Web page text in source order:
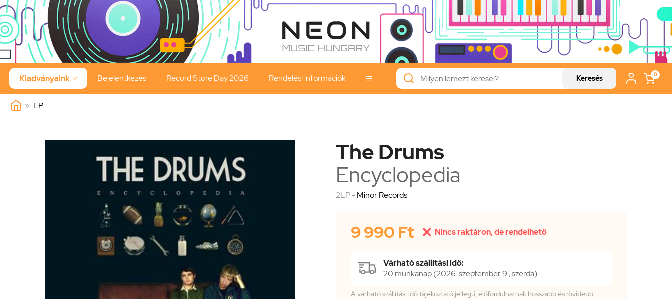
Kiadványaink  Bejelentkezés Record Store Day 2026 Rendelési információk  Keresés 0
» LP
The Drums
Encyclopedia
2LP -Minor Records
9 990 Ft  Nincs raktáron, de rendelhető
Várható szállítási idő:
20 munkanap (2026. szeptember 9., szerda)
A várható szállítási idő tájékoztató jellegű, előfordulhatnak hosszabb és rövidebb